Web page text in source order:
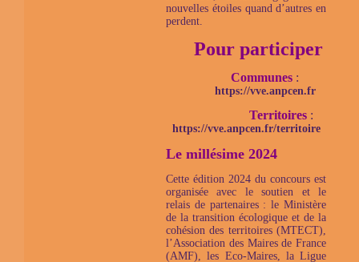
nouvelles étoiles quand d’autres en
perdent.
Pour participer
Communes :
https://vve.anpcen.fr
Territoires :
https://vve.anpcen.fr/territoire
Le millésime 2024
Cette édition 2024 du concours est
organisée avec le soutien et le
relais de partenaires : le Ministère
de la transition écologique et de la
cohésion des territoires (MTECT),
l’Association des Maires de France
(AMF), les Eco-Maires, la Ligue